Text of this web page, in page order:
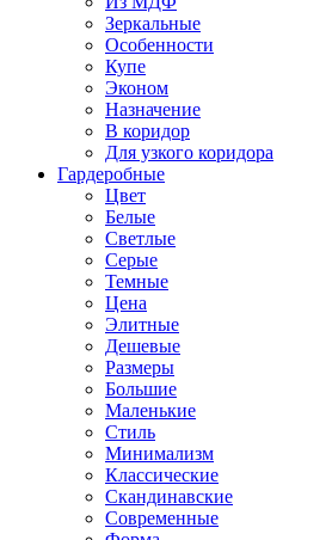
Зеркальные
Особенности
Купе
Эконом
Назначение
В коридор
Для узкого коридора
Гардеробные
Цвет
Белые
Светлые
Серые
Темные
Цена
Элитные
Дешевые
Размеры
Большие
Маленькие
Стиль
Минимализм
Классические
Скандинавские
Современные